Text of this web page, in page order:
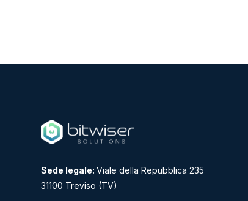
Sede legale: Viale della Repubblica 235
31100 Treviso (TV)